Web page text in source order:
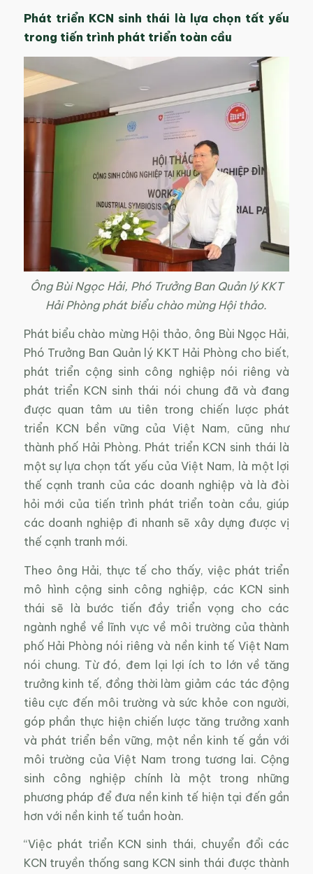
Phát triển KCN sinh thái là lựa chọn tất yếu
trong tiến trình phát triển toàn cầu
Ông Bùi Ngọc Hải, Phó Trưởng Ban Quản lý KKT
Hải Phòng phát biểu chào mừng Hội thảo.
Phát biểu chào mừng Hội thảo, ông Bùi Ngọc Hải,
Phó Trưởng Ban Quản lý KKT Hải Phòng cho biết,
phát triển cộng sinh công nghiệp nói riêng và
phát triển KCN sinh thái nói chung đã và đang
được quan tâm ưu tiên trong chiến lược phát
triển KCN bền vững của Việt Nam, cũng như
thành phố Hải Phòng. Phát triển KCN sinh thái là
một sự lựa chọn tất yếu của Việt Nam, là một lợi
thế cạnh tranh của các doanh nghiệp và là đòi
hỏi mới của tiến trình phát triển toàn cầu, giúp
các doanh nghiệp đi nhanh sẽ xây dựng được vị
thế cạnh tranh mới.
Theo ông Hải, thực tế cho thấy, việc phát triển
mô hình cộng sinh công nghiệp, các KCN sinh
thái sẽ là bước tiến đầy triển vọng cho các
ngành nghề về lĩnh vực về môi trường của thành
phố Hải Phòng nói riêng và nền kinh tế Việt Nam
nói chung. Từ đó, đem lại lợi ích to lớn về tăng
trưởng kinh tế, đồng thời làm giảm các tác động
tiêu cực đến môi trường và sức khỏe con người,
góp phần thực hiện chiến lược tăng trưởng xanh
và phát triển bền vững, một nền kinh tế gắn với
môi trường của Việt Nam trong tương lai. Cộng
sinh công nghiệp chính là một trong những
phương pháp để đưa nền kinh tế hiện tại đến gần
hơn với nền kinh tế tuần hoàn.
“Việc phát triển KCN sinh thái, chuyển đổi các
KCN truyền thống sang KCN sinh thái được thành